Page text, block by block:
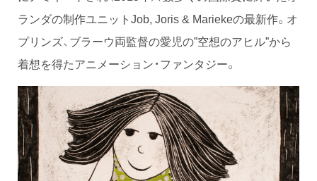
ランダの制作ユニットJob, Joris & Mariekeの最新作。オ
プリンズ、ブラーウ両監督の愛児の”空想のアヒル”から
着想を得たアニメーション・ファンタジー。